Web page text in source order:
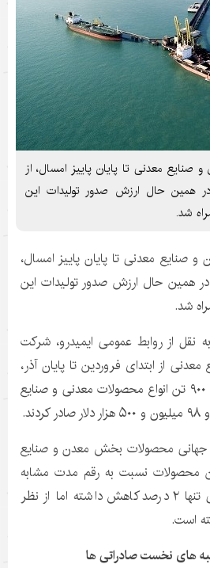
معدنی تا پایان پاییز امسال، از
در همین حال ارزش صدور تولیدات این
شد.
معدنی تا پایان پاییز امسال،
کرد. در همین حال ارزش صدور تولیدات این
شد.
نقل از روابط عمومی ایمیدرو، شرکت
از ابتدای فروردین تا پایان آذر،
۳۵ میلیون و ۵۴۴ هزار و ۹۰۰ تن انواع محصولات معدنی و صنایع
محصولات بخش معدن و صنایع
محصولات نسبت به رقم مدت مشابه
سال گذشته، از نظر ارزشی تنها ۲ درصد کاهش داشته اما از نظر
های نخست صادراتی ها